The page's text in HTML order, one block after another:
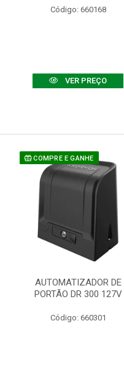
Código: 660168
VER PREÇO
COMPRE E GANHE
AUTOMATIZADOR DE
PORTÃO DR 300 127V
Código: 660301